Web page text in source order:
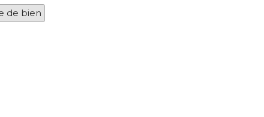
de bien